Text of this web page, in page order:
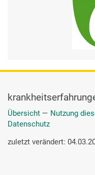
Übersicht — Nutzung
Datenschutz
zuletzt verändert: